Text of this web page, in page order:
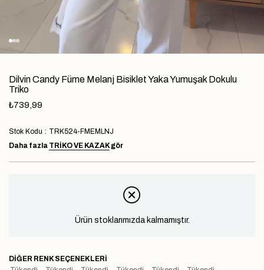
Dilvin Candy Füme Melanj Bisiklet Yaka Yumuşak Dokulu
Triko
₺739,99
Stok Kodu
TRK524-FMEMLNJ
Daha fazla TRIKO VE KAZAKgör
Ürün stoklarımızda kalmamıştır.
DIĞER RENK SEÇENEKLERI